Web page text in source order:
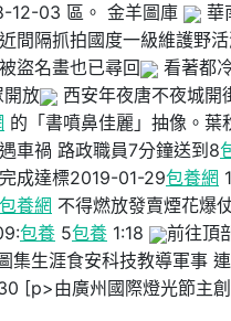
12-03 區。 金羊圖庫
華
間隔抓拍國度一級維護野
盜名畫也已尋回
看著都
開放
西安年夜唐不夜城開
的「書噴鼻佳麗」抽像。葉
車禍 路政職員7分鐘送到8
成達標2019-01-29包養網
包養網 不得燃放發賣煙花爆
包養 5包養 1:18 前往頂
集生涯食安科技教導軍事
[p>由廣州國際燈光節主